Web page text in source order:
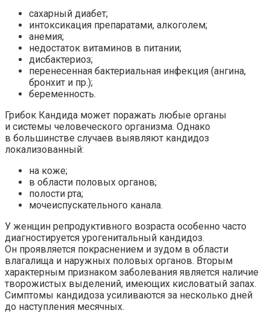
сахарный диабет;
интоксикация препаратами, алкоголем;
анемия;
недостаток витаминов в питании;
дисбактериоз;
перенесенная бактериальная инфекция (ангина,
бронхит и пр.);
беременность.
Грибок Кандида может поражать любые органы
и системы человеческого организма. Однако
в большинстве случаев выявляют кандидоз
локализованный:
на коже;
в области половых органов;
полости рта;
мочеиспускательного канала.
У женщин репродуктивного возраста особенно часто
диагностируется урогенитальный кандидоз.
Он проявляется покраснением и зудом в области
влагалища и наружных половых органов. Вторым
характерным признаком заболевания является наличие
творожистых выделений, имеющих кисловатый запах.
Симптомы кандидоза усиливаются за несколько дней
до наступления месячных.